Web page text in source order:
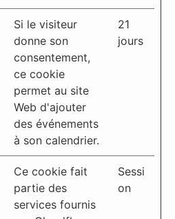
Si le visiteur
donne son
consentement,
ce cookie
permet au site
Web d'ajouter
des événements
à son calendrier.
21
jours
Ce cookie fait
partie des
services fournis
Sessi
on